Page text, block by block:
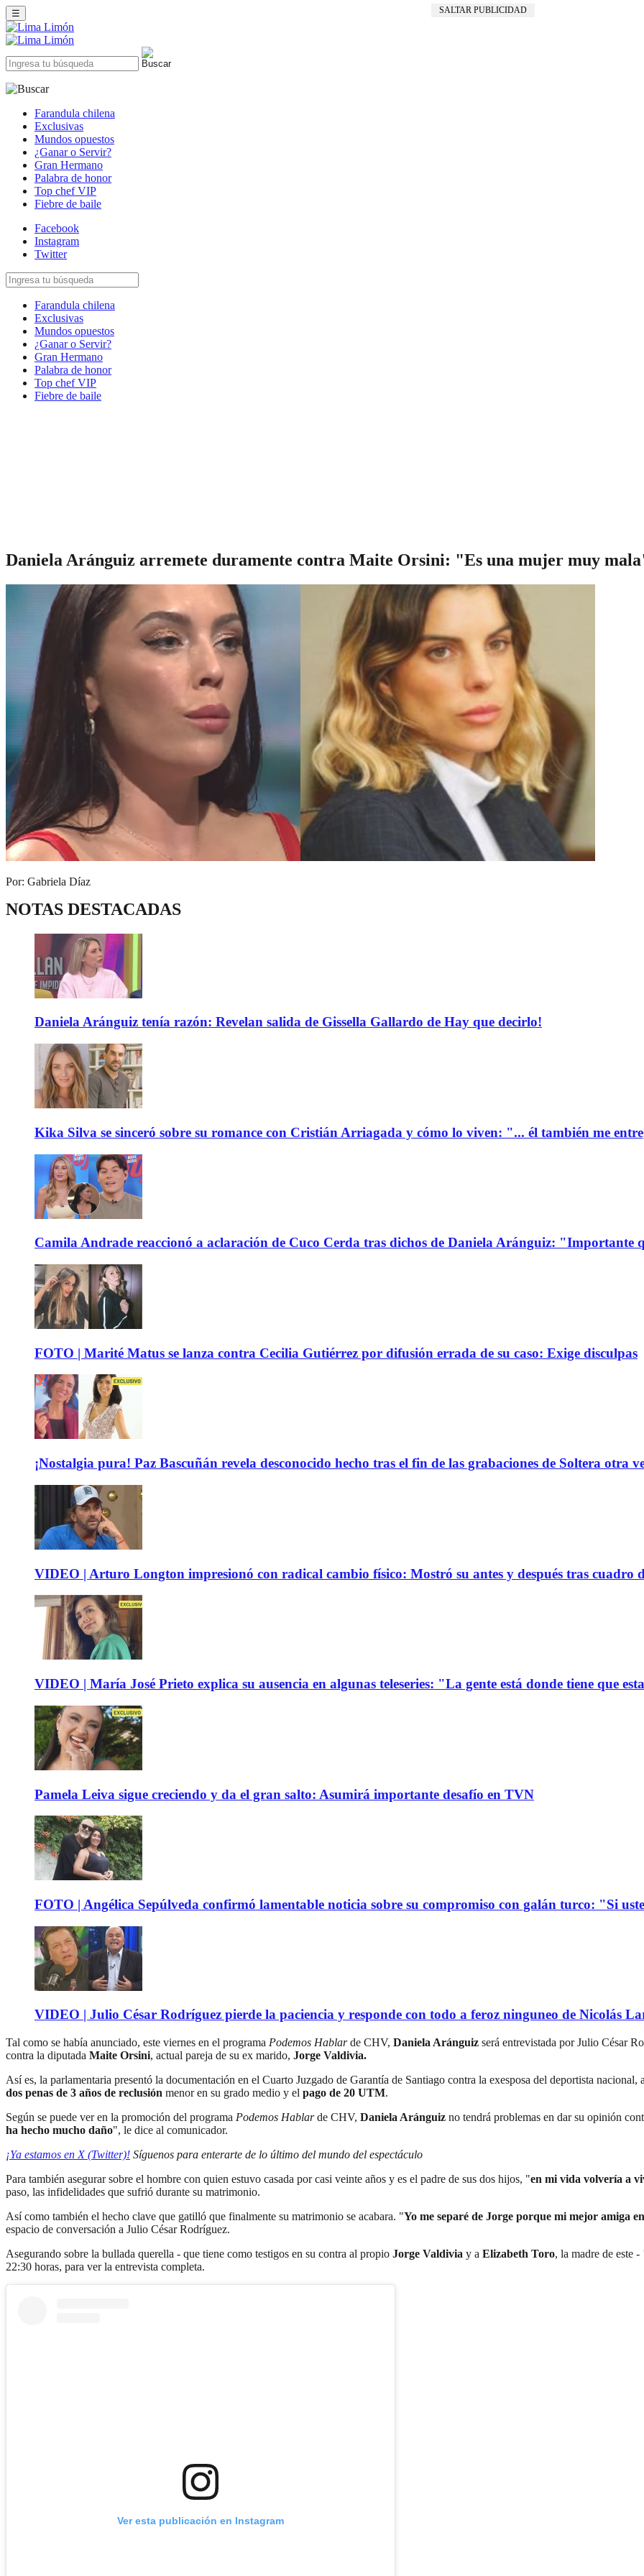
SALTAR PUBLICIDAD
☰
Farandula chilena
Exclusivas
Mundos opuestos
¿Ganar o Servir?
Gran Hermano
Palabra de honor
Top chef VIP
Fiebre de baile
Facebook
Instagram
Twitter
Farandula chilena
Exclusivas
Mundos opuestos
¿Ganar o Servir?
Gran Hermano
Palabra de honor
Top chef VIP
Fiebre de baile
Daniela Aránguiz arremete duramente contra Maite Orsini: "Es una mujer muy
Por: Gabriela Díaz
NOTAS DESTACADAS
Daniela Aránguiz tenía razón: Revelan salida de Gissella Gallardo de Hay que decirlo!
Kika Silva se sinceró sobre su romance con Cristián Arriagada y cómo lo viven: "... él también me
Camila Andrade reaccionó a aclaración de Cuco Cerda tras dichos de Daniela Aránguiz: "Importante
FOTO | Marité Matus se lanza contra Cecilia Gutiérrez por difusión errada de su caso: Exige disculpas
¡Nostalgia pura! Paz Bascuñán revela desconocido hecho tras el fin de las grabaciones de Soltera otra
VIDEO | Arturo Longton impresionó con radical cambio físico: Mostró su antes y después tras cuadro
VIDEO | María José Prieto explica su ausencia en algunas teleseries: "La gente está donde tiene que
Pamela Leiva sigue creciendo y da el gran salto: Asumirá importante desafío en TVN
FOTO | Angélica Sepúlveda confirmó lamentable noticia sobre su compromiso con galán turco: "Si
VIDEO | Julio César Rodríguez pierde la paciencia y responde con todo a feroz ninguneo de Nicolás
Tal como se había anunciado, este viernes en el programa Podemos Hablarde CHV, Daniela Aránguiz será entrevistada por Julio César
contra la diputada Maite Orsini, actual pareja de su ex marido, Jorge Valdivia.
Así es, la parlamentaria presentó la documentación en el Cuarto Juzgado de Garantía de Santiago contra la exesposa del deportista
dos penas de 3 años de reclusión menor en su grado medio y el pago de 20 UTM.
Según se puede ver en la promoción del programa Podemos Hablarde CHV, Daniela Aránguiz no tendrá problemas en dar su opinión
ha hecho mucho daño", le dice al comunicador.
¡Ya estamos en X (Twitter)! Síguenos para enterarte de lo último del mundo del espectáculo
Para también asegurar sobre el hombre con quien estuvo casada por casi veinte años y es el padre de sus dos hijos, "en mi vida volvería a
paso, las infidelidades que sufrió durante su matrimonio.
Así como también el hecho clave que gatilló que finalmente su matrimonio se acabara. "Yo me separé de Jorge porque mi mejor amiga
espacio de conversación a Julio César Rodríguez.
Asegurando sobre la bullada querella - que tiene como testigos en su contra al propio Jorge Valdivia y a Elizabeth Toro, la madre de este -
22:30 horas, para ver la entrevista completa.
Ver esta publicación en Instagram